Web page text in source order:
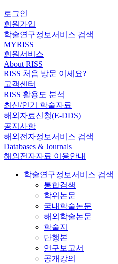
로그인
회원가입
학술연구정보서비스 검색
MYRISS
회원서비스
About RISS
RISS 처음 방문 이세요?
고객센터
RISS 활용도 분석
최신/인기 학술자료
해외자료신청(E-DDS)
공지사항
해외전자정보서비스 검색
Databases & Journals
해외전자자료 이용안내
학술연구정보서비스 검색
통합검색
학위논문
국내학술논문
해외학술논문
학술지
단행본
연구보고서
공개강의